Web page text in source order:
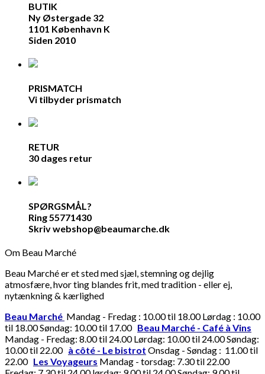
BUTIK
Ny Østergade 32
1101 København K
Siden 2010
PRISMATCH
Vi tilbyder prismatch
RETUR
30 dages retur
SPØRGSMÅL?
Ring 55771430
Skriv webshop@beaumarche.dk
Om Beau Marché
Beau Marché er et sted med sjæl, stemning og dejlig
atmosfære, hvor ting blandes frit, med tradition - eller ej,
nytænkning & kærlighed
Beau Marché Mandag - Fredag : 10.00 til 18.00 Lørdag : 10.00
til 18.00 Søndag: 10.00 til 17.00 Beau Marché - Café à Vins
Mandag - Fredag: 8.00 til 24.00 Lørdag: 10.00 til 24.00 Søndag:
10.00 til 22.00 à côté - Le bistrot Onsdag - Søndag : 11.00 til
22.00 Les Voyageurs Mandag - torsdag: 7.30 til 22.00